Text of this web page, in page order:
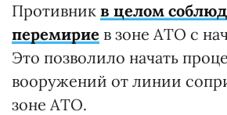
Противник в целом
перемирие в зоне АТО с
Это позволило начать
вооружений от линии
зоне АТО.